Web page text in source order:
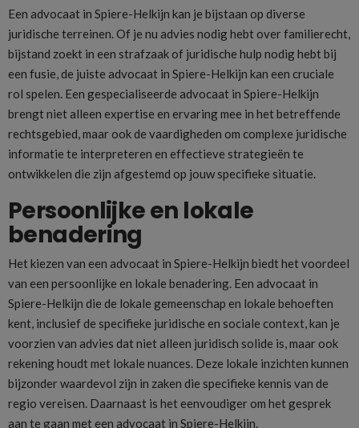
Een advocaat in Spiere-Helkijn kan je bijstaan op diverse
juridische terreinen. Of je nu advies nodig hebt over familierecht,
bijstand zoekt in een strafzaak of juridische hulp nodig hebt bij
een fusie, de juiste advocaat in Spiere-Helkijn kan een cruciale
rol spelen. Een gespecialiseerde advocaat in Spiere-Helkijn
brengt niet alleen expertise en ervaring mee in het betreffende
rechtsgebied, maar ook de vaardigheden om complexe juridische
informatie te interpreteren en effectieve strategieën te
ontwikkelen die zijn afgestemd op jouw specifieke situatie.
Persoonlijke en lokale
benadering
Het kiezen van een advocaat in Spiere-Helkijn biedt het voordeel
van een persoonlijke en lokale benadering. Een advocaat in
Spiere-Helkijn die de lokale gemeenschap en lokale behoeften
kent, inclusief de specifieke juridische en sociale context, kan je
voorzien van advies dat niet alleen juridisch solide is, maar ook
rekening houdt met lokale nuances. Deze lokale inzichten kunnen
bijzonder waardevol zijn in zaken die specifieke kennis van de
regio vereisen. Daarnaast is het eenvoudiger om het gesprek
aan te gaan met een advocaat in Spiere-Helkijn.